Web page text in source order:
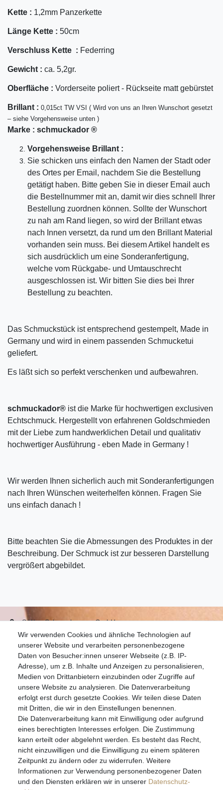
Kette : 1,2mm Panzerkette
Länge Kette : 50cm
Verschluss Kette : Federring
Gewicht : ca. 5,2gr.
Oberfläche : Vorderseite poliert - Rückseite matt gebürstet
Bril lant : 0,015ct TW VSI ( Wird von uns an Ihren Wunschort gesetzt
– siehe Vorgehensweise unten )
Marke : schmuckador ®
Vorgehensweise Brillant :
Sie schicken uns einfach den Namen der Stadt oder
des Ortes per Email, nachdem Sie die Bestellung
getätigt haben. Bitte geben Sie in dieser Email auch
die Bestellnummer mit an, damit wir dies schnell Ihrer
Bestellung zuordnen können. Sollte der Wunschort
zu nah am Rand liegen, so wird der Brillant etwas
nach Innen versetzt, da rund um den Brillant Material
vorhanden sein muss. Bei diesem Artikel handelt es
sich ausdrücklich um eine Sonderanfertigung,
welche vom Rückgabe- und Umtauschrecht
ausgeschlossen ist. Wir bitten Sie dies bei Ihrer
Bestellung zu beachten.
Das Schmuckstück ist entsprechend gestempelt, Made in
Germany und wird in einem passenden Schmucketui
geliefert.
Es läßt sich so perfekt verschenken und aufbewahren.
schmuckador® ist die Marke für hochwertigen exclusiven
Echtschmuck. Hergestellt von erfahrenen Goldschmieden
mit der Liebe zum handwerklichen Detail und qualitativ
hochwertiger Ausführung - eben Made in Germany !
Wir werden Ihnen sicherlich auch mit Sonderanfertigungen
nach Ihren Wünschen weiterhelfen können. Fragen Sie
uns einfach danach !
Bitte beachten Sie die Abmessungen des Produktes in der
Beschreibung. Der Schmuck ist zur besseren Darstellung
vergrößert abgebildet.
Wir verwenden Cookies und ähnliche Technologien auf
unserer Website und verarbeiten personenbezogene
Daten von Besucher:innen unserer Webseite (z.B. IP-
Adresse), um z.B. Inhalte und Anzeigen zu personalisieren,
Medien von Drittanbietern einzubinden oder Zugriffe auf
unsere Website zu analysieren. Die Datenverarbeitung
erfolgt erst durch gesetzte Cookies. Wir teilen diese Daten
mit Dritten, die wir in den Einstellungen benennen.
Die Datenverarbeitung kann mit Einwilligung oder aufgrund
eines berechtigten Interesses erfolgen. Die Zustimmung
kann erteilt oder abgelehnt werden. Es besteht das Recht,
nicht einzuwilligen und die Einwilligung zu einem späteren
Zeitpunkt zu ändern oder zu widerrufen. Weitere
Informationen zur Verwendung personenbezogener Daten
und den Diensten erklären wir in unserer Daten­schutz­
S.W.w. Schmuckwaren GmbH
07051-9608828
info@schmuckador.de
Montag bis Freitag 8.30 – 12.00 Uhr und 13.30 bis 17.30 Uhr
Widerrufs­recht Widerrufs­formular Impressum
Daten­schutz­erklärung AGB
E-MAIL **